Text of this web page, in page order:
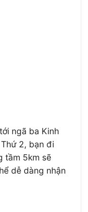
ngã ba Kinh
2, bạn đi
tầm 5km sẽ
dễ dàng nhận